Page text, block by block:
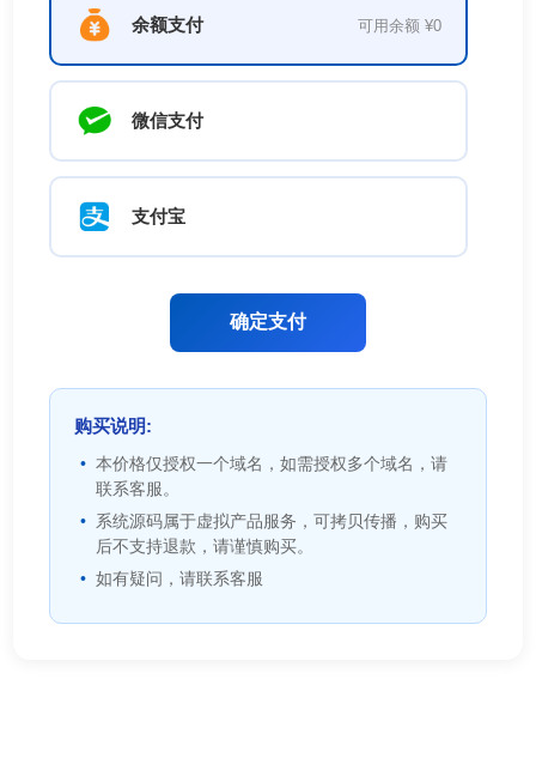
余额支付 可用余额 ¥0
微信支付
支付宝
确定支付
购买说明:
本价格仅授权一个域名，如需授权多个域名，请
联系客服。
系统源码属于虚拟产品服务，可拷贝传播，购买
后不支持退款，请谨慎购买。
如有疑问，请联系客服